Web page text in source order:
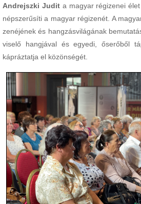
Andrejszki Judita magyar régizenei élet
népszerűsíti a magyar régizenét. A
zenéjének és hangzásvilágának
viselő hangjával és egyedi, őserőből
kápráztatja el közönségét.